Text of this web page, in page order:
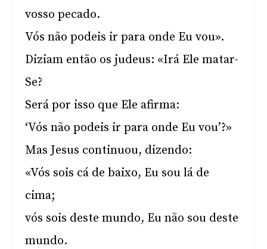
vosso pecado.
Vós não podeis ir para onde Eu vou».
Diziam então os judeus: «Irá Ele matar-
Se?
Será por isso que Ele afirma:
‘Vós não podeis ir para onde Eu vou’?»
Mas Jesus continuou, dizendo:
«Vós sois cá de baixo, Eu sou lá de
cima;
vós sois deste mundo, Eu não sou deste
mundo.